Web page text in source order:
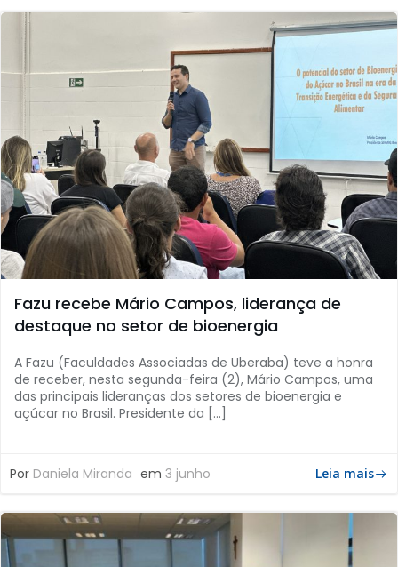
Fazu recebe Mário Campos, liderança de
destaque no setor de bioenergia
A Fazu (Faculdades Associadas de Uberaba) teve a honra
de receber, nesta segunda-feira (2), Mário Campos, uma
das principais lideranças dos setores de bioenergia e
açúcar no Brasil. Presidente da […]
Por Daniela Miranda em 3 junho Leia mais